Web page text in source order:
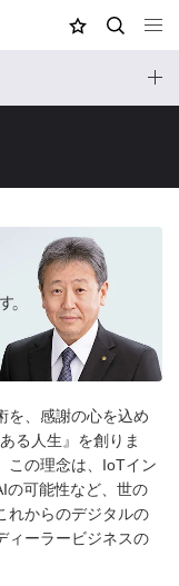
MY店舗検索
を、感謝の心を込め
る人生』を創りま
この理念は、IoTイン
の可能性など、世の
れからのデジタルの
ィーラービジネスの